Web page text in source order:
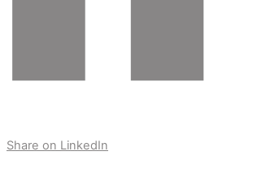
Share on LinkedIn